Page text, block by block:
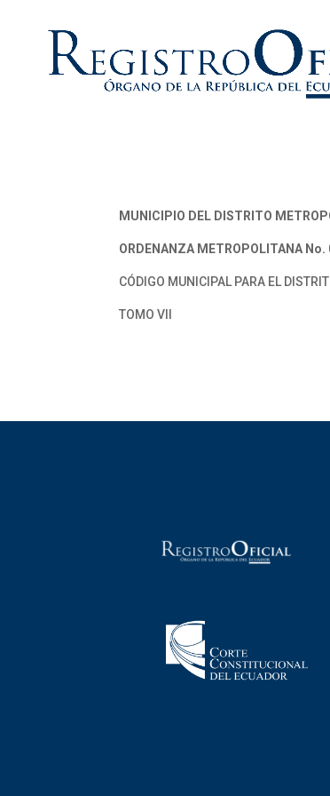
MUNICIPIO DEL DISTRITO
ORDENANZA METROPOLITANA No.
CÓDIGO MUNICIPAL PARA EL
TOMO VII